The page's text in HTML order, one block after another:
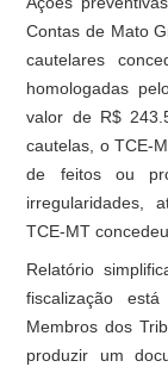
Contas de Mato
cautelares
homologadas
valor de R$
cautelas, o TCE-
de feitos ou
irregularidades,
TCE-MT
Relatório
fiscalização
Membros dos
produzir um